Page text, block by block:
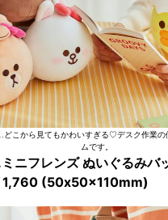
こから見てもかわいすぎる♡デスク作業の
ムです。
ニフレンズ ぬいぐるみバ
1,760 (50x50x110mm)